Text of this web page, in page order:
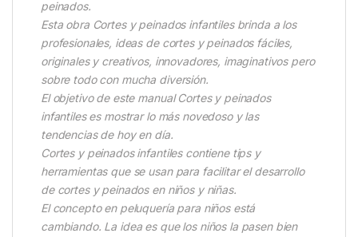
peinados.
Esta obra Cortes y peinados infantiles brinda a los
profesionales, ideas de cortes y peinados fáciles,
originales y creativos, innovadores, imaginativos pero
sobre todo con mucha diversión.
El objetivo de este manual Cortes y peinados
infantiles es mostrar lo más novedoso y las
tendencias de hoy en día.
Cortes y peinados infantiles contiene tips y
herramientas que se usan para facilitar el desarrollo
de cortes y peinados en niños y niñas.
El concepto en peluquería para niños está
cambiando. La idea es que los niños la pasen bien